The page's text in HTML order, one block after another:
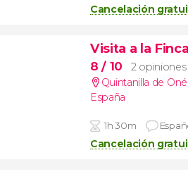
Cancelación
Visita a la
8/ 10
2 opiniones
Quintanilla de
España
1h 30m
Cancelación